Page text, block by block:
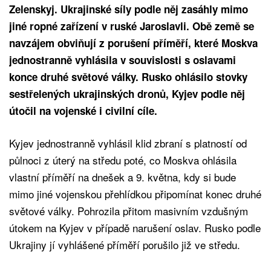
Zelenskyj. Ukrajinské síly podle něj zasáhly mimo
jiné ropné zařízení v ruské Jaroslavli. Obě země se
navzájem obviňují z porušení příměří, které Moskva
jednostranně vyhlásila v souvislosti s oslavami
konce druhé světové války. Rusko ohlásilo stovky
sestřelených ukrajinských dronů, Kyjev podle něj
útočil na vojenské i civilní cíle.
Kyjev jednostranně vyhlásil klid zbraní s platností od
půlnoci z úterý na středu poté, co Moskva ohlásila
vlastní příměří na dnešek a 9. května, kdy si bude
mimo jiné vojenskou přehlídkou připomínat konec druhé
světové války. Pohrozila přitom masivním vzdušným
útokem na Kyjev v případě narušení oslav. Rusko podle
Ukrajiny jí vyhlášené příměří porušilo již ve středu.